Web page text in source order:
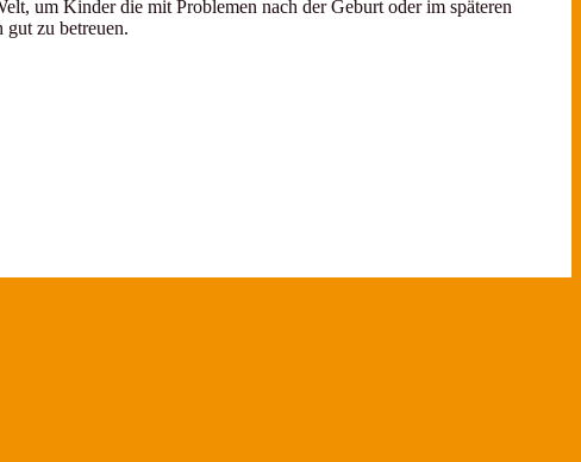
um Kinder die mit Problemen nach der Geburt oder im späteren
zu betreuen.